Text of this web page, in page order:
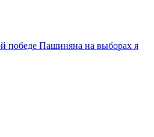
победе Пашиняна на выборах я